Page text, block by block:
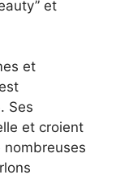
et
et
Ses
et croient
nombreuses